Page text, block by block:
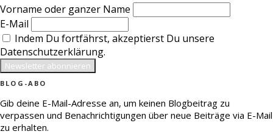
Vorname oder ganzer Name
E-Mail
Indem Du fortfährst, akzeptierst Du unsere
Datenschutzerklärung.
BLOG-ABO
Gib deine E-Mail-Adresse an, um keinen Blogbeitrag zu
verpassen und Benachrichtigungen über neue Beiträge via E-Mail
zu erhalten.